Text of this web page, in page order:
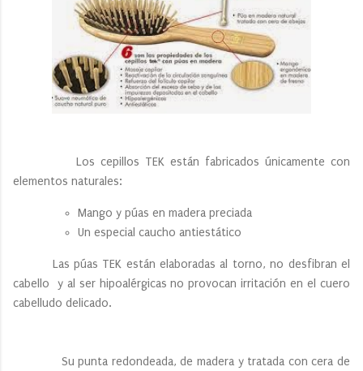
Los cepillos TEK están fabricados únicamente con
elementos naturales:
Mango y púas en madera preciada
Un especial caucho antiestático
Las púas TEK están elaboradas al torno, no desfibran el
cabello y al ser hipoalérgicas no provocan irritación en el cuero
cabelludo delicado.
Su punta redondeada, de madera y tratada con cera de